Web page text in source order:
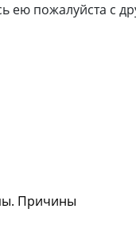
ею пожалуйста с
Причины